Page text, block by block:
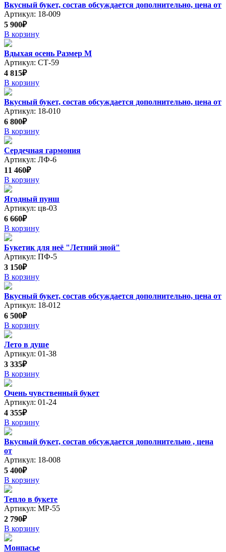
Вкусный букет, состав обсуждается дополнительно, цена от
Артикул: 18-009
5 900₽
В корзину
Вдыхая осень Размер М
Артикул: СТ-59
4 815₽
В корзину
Вкусный букет, состав обсуждается дополнительно, цена от
Артикул: 18-010
6 800₽
В корзину
Сердечная гармония
Артикул: ЛФ-6
11 460₽
В корзину
Ягодный пунш
Артикул: цв-03
6 660₽
В корзину
Букетик для неё "Летний зной"
Артикул: ПФ-5
3 150₽
В корзину
Вкусный букет, состав обсуждается дополнительно, цена от
Артикул: 18-012
6 500₽
В корзину
Лето в душе
Артикул: 01-38
3 335₽
В корзину
Очень чувственный букет
Артикул: 01-24
4 355₽
В корзину
Вкусный букет, состав обсуждается дополнительно , цена
от
Артикул: 18-008
5 400₽
В корзину
Тепло в букете
Артикул: МР-55
2 790₽
В корзину
Монпасье